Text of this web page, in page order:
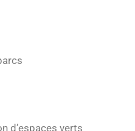
d’espaces verts